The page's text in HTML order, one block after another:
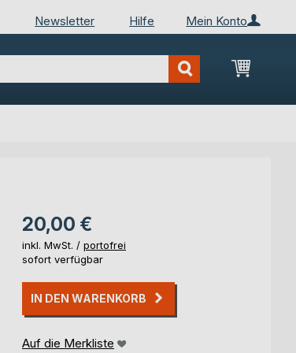
Mein Konto
Newsletter Hilfe
Mein
20,00 €
inkl. MwSt. / portofrei
sofort verfügbar
IN DEN WARENKORB
Auf die Merkliste